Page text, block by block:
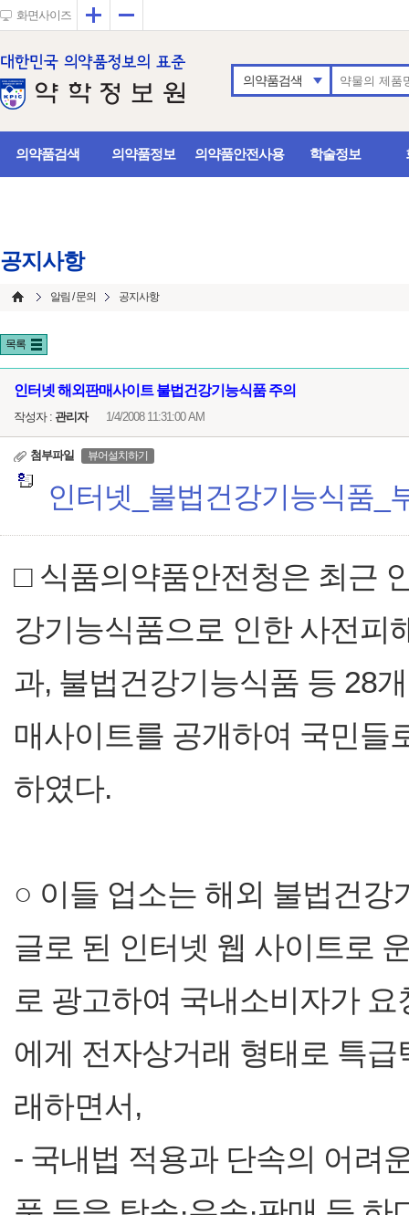
화면사이즈 확대
의약품검색
의약품검색 의약품정보 의약품안전사용 학술정보
공지사항
알림 / 문의 공지사항
목록
인터넷 해외판매사이트 불법건강기능식품 주의
작성자 : 관리자 1/4/2008 11:31:00 AM
첨부파일 뷰어설치하기
인터넷_불법건강기능식품_
□ 식품의약품안전청은 최근
강기능식품으로 인한 사전피
과, 불법건강기능식품 등 28
매사이트를 공개하여 국민들
하였다.
○ 이들 업소는 해외 불법건강
글로 된 인터넷 웹 사이트로
로 광고하여 국내소비자가
에게 전자상거래 형태로 특
래하면서,
- 국내법 적용과 단속의 어려